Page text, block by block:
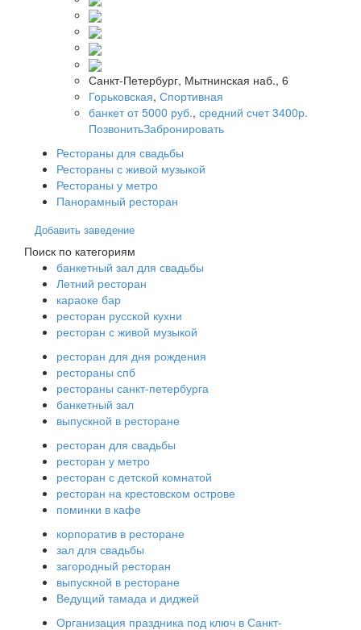
Санкт-Петербург, Мытнинская наб., 6
Горьковская, Спортивная
банкет от 5000 руб., средний счет 3400р.
ПозвонитьЗабронировать
Рестораны для свадьбы
Рестораны с живой музыкой
Рестораны у метро
Панорамный ресторан
Добавить заведение
Поиск по категориям
банкетный зал для свадьбы
Летний ресторан
караоке бар
ресторан русской кухни
ресторан с живой музыкой
ресторан для дня рождения
рестораны спб
рестораны санкт-петербурга
банкетный зал
выпускной в ресторане
ресторан для свадьбы
ресторан у метро
ресторан с детской комнатой
ресторан на крестовском острове
поминки в кафе
корпоратив в ресторане
зал для свадьбы
загородный ресторан
выпускной в ресторане
Ведущий тамада и диджей
Организация праздника под ключ в Санкт-